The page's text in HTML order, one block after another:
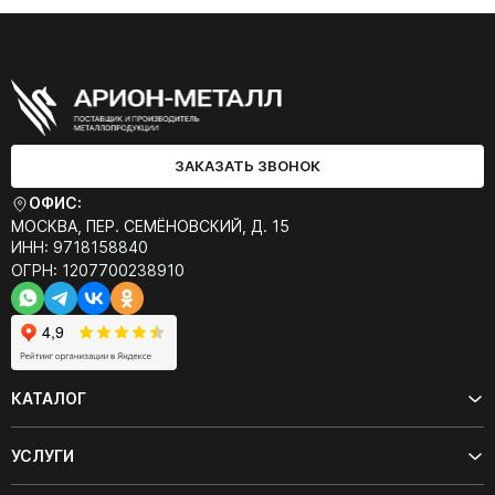
ЗАКАЗАТЬ ЗВОНОК
ОФИС:
МОСКВА, ПЕР. СЕМЁНОВСКИЙ, Д. 15
ИНН: 9718158840
ОГРН: 1207700238910
КАТАЛОГ
УСЛУГИ